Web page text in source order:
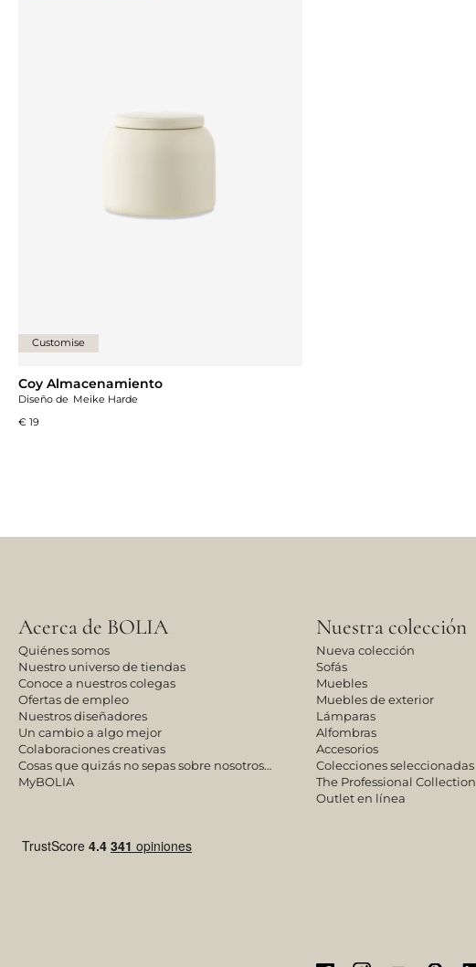
Customise
Coy Almacenamiento
Diseño de Meike Harde
€ 19
Acerca de BOLIA
Quiénes somos
Nuestro universo de tiendas
Conoce a nuestros colegas
Ofertas de empleo
Nuestros diseñadores
Un cambio a algo mejor
Colaboraciones creativas
Cosas que quizás no sepas sobre nosotros…
MyBOLIA
Nuestra colección
Nueva colección
Sofás
Muebles
Muebles de exterior
Lámparas
Alfombras
Accesorios
Colecciones seleccionadas
The Professional Collection
Outlet en línea